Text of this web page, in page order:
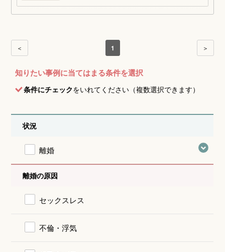
＜ 1 ＞
知りたい事例に当てはまる条件を選択
条件にチェックをいれてください（複数選択できます）
状況
離婚
離婚の原因
セックスレス
不倫・浮気